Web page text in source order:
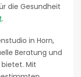
die Gesundheit
.
in Horn,
Beratung und
Mit